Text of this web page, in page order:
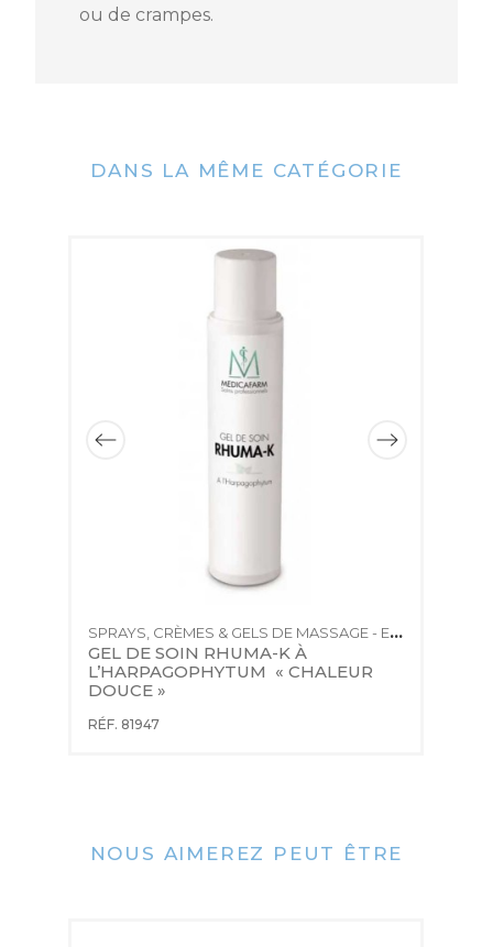
ou de crampes.
DANS LA MÊME CATÉGORIE
SPRAYS, CRÈMES & GELS DE MASSAGE - EFFET CHAUD
GEL DE SOIN RHUMA-K À
L’HARPAGOPHYTUM  « CHALEUR
DOUCE »
RÉF. 81947
NOUS AIMEREZ PEUT ÊTRE